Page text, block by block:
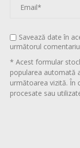
Savează date în
următorul
* Acest formular
popularea automată
următoarea vizită. În
procesate sau